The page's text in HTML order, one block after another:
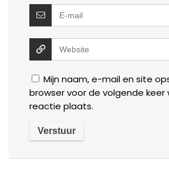
Mijn naam, e-mail en site
browser voor de volgende keer
reactie plaats.